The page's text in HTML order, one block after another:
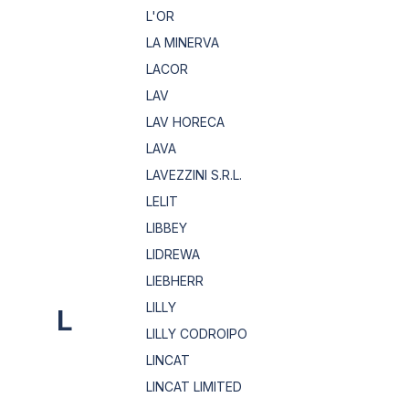
L
L'OR
LA MINERVA
LACOR
LAV
LAV HORECA
LAVA
LAVEZZINI S.R.L.
LELIT
LIBBEY
LIDREWA
LIEBHERR
LILLY
LILLY CODROIPO
LINCAT
LINCAT LIMITED